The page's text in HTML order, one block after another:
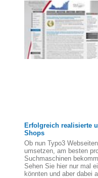
Erfolgreich realisierte
Shops
Ob nun Typo3
umsetzen, am besten
Suchmaschinen
Sehen Sie hier nur mal
könnten und aber dabei